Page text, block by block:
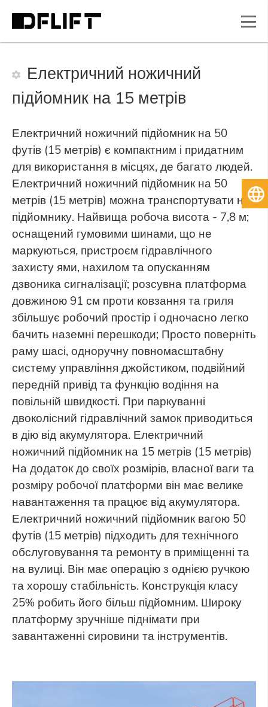
Електричний ножичний
підйомник на 15 метрів
Електричний ножичний підйомник на 50
футів (15 метрів) є компактним і придатним
для використання в місцях, де багато людей.
Електричний ножичний підйомник на 50
метрів (15 метрів) можна транспортувати на
підйомнику. Найвища робоча висота - 7,8 м;
оснащений гумовими шинами, що не
маркуються, пристроєм гідравлічного
захисту ями, нахилом та опусканням
дзвоника сигналізації; розсувна платформа
довжиною 91 см проти ковзання та гриля
збільшує робочий простір і одночасно легко
бачить наземні перешкоди; Просто поверніть
раму шасі, одноручну повномасштабну
систему управління джойстиком, подвійний
передній привід та функцію водіння на
повільній швидкості. При паркуванні
двоколісний гідравлічний замок приводиться
в дію від акумулятора. Електричний
ножичний підйомник на 15 метрів (15 метрів)
На додаток до своїх розмірів, власної ваги та
розміру робочої платформи він має велике
навантаження та працює від акумулятора.
Електричний ножичний підйомник вагою 50
футів (15 метрів) підходить для технічного
обслуговування та ремонту в приміщенні та
на вулиці. Він має операцію з однією ручкою
та хорошу стабільність. Конструкція класу
25% робить його більш підйомним. Широку
платформу зручніше піднімати при
завантаженні сировини та інструментів.